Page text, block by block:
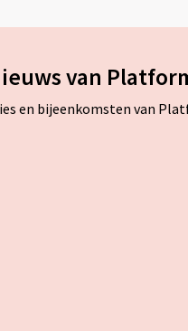
van
en bijeenkomsten van